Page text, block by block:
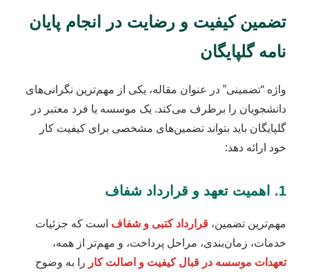
تضمین کیفیت و رضایت در انجام پایان
نامه گلپایگان
واژه “تضمینی” در عنوان مقاله، یکی از مهم‌ترین نگرانی‌های
دانشجویان را برطرف می‌کند. یک موسسه یا فرد معتبر در
گلپایگان باید بتواند تضمین‌های مشخصی برای کیفیت کار
خود ارائه دهد:
مهم‌ترین تضمین،قرارداد کتبی و شفافاست که جزئیات
خدمات، زمان‌بندی، مراحل پرداخت، و مهم‌تر از همه،
تعهدات موسسه در قبال کیفیت و اصالت کاررا به وضوح